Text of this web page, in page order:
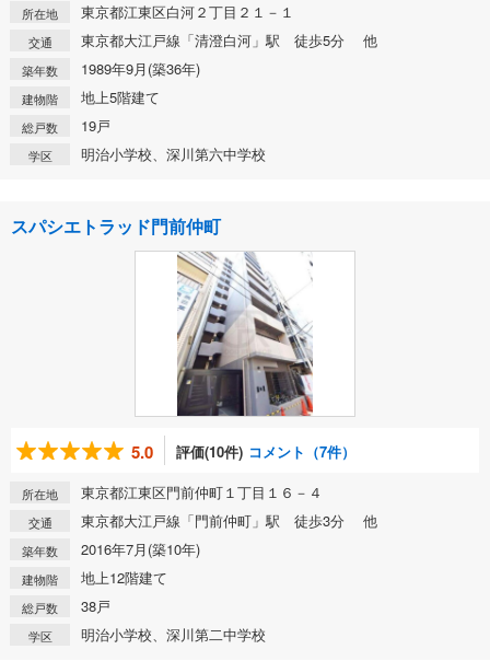
所在地 東京都江東区白河２丁目２１－１
交通 東京都大江戸線「清澄白河」駅 徒歩5分 他
築年数 1989年9月(築36年)
建物階 地上5階建て
総戸数 19戸
学区 明治小学校、深川第六中学校
スパシエトラッド門前仲町
5.0 評価(10件) コメント（7件）
所在地 東京都江東区門前仲町１丁目１６－４
交通 東京都大江戸線「門前仲町」駅 徒歩3分 他
築年数 2016年7月(築10年)
建物階 地上12階建て
総戸数 38戸
学区 明治小学校、深川第二中学校